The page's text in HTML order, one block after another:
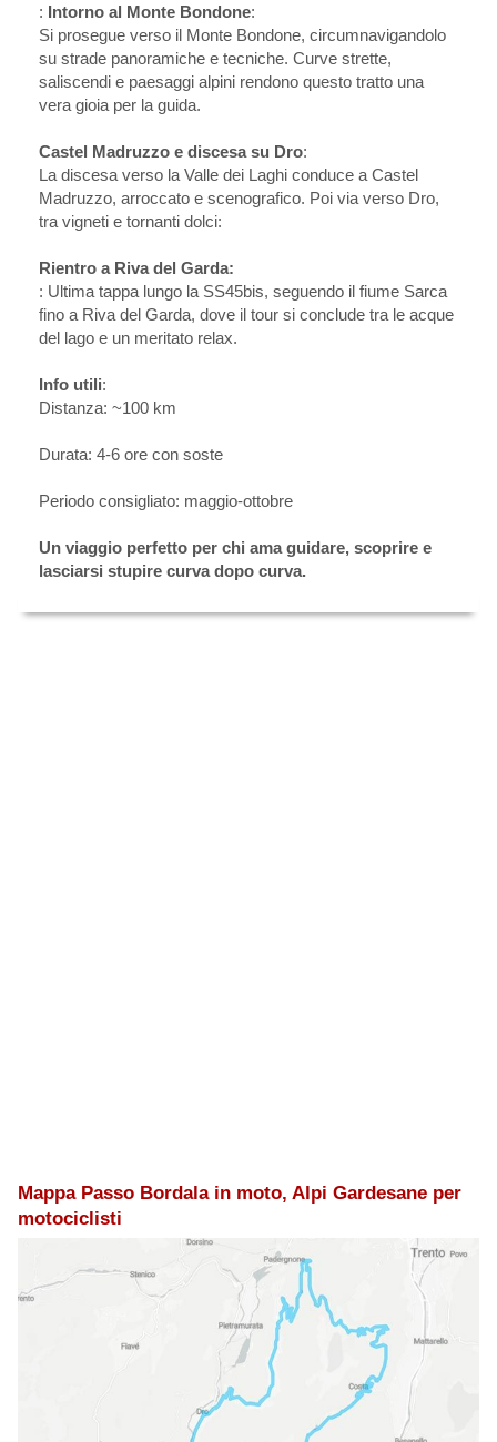
: Intorno al Monte Bondone:
Si prosegue verso il Monte Bondone, circumnavigandolo
su strade panoramiche e tecniche. Curve strette,
saliscendi e paesaggi alpini rendono questo tratto una
vera gioia per la guida.
Castel Madruzzo e discesa su Dro:
La discesa verso la Valle dei Laghi conduce a Castel
Madruzzo, arroccato e scenografico. Poi via verso Dro,
tra vigneti e tornanti dolci:
Rientro a Riva del Garda:
: Ultima tappa lungo la SS45bis, seguendo il fiume Sarca
fino a Riva del Garda, dove il tour si conclude tra le acque
del lago e un meritato relax.
Info utili:
Distanza: ~100 km
Durata: 4-6 ore con soste
Periodo consigliato: maggio-ottobre
Un viaggio perfetto per chi ama guidare, scoprire e
lasciarsi stupire curva dopo curva.
Mappa Passo Bordala in moto, Alpi Gardesane per
motociclisti